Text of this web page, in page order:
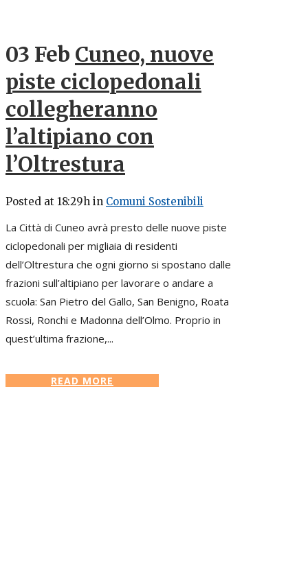
03 Feb Cuneo, nuove
piste ciclopedonali
collegheranno
l’altipiano con
l’Oltrestura
Posted at 18:29h in Comuni Sostenibili
La Città di Cuneo avrà presto delle nuove piste
ciclopedonali per migliaia di residenti
dell’Oltrestura che ogni giorno si spostano dalle
frazioni sull’altipiano per lavorare o andare a
scuola: San Pietro del Gallo, San Benigno, Roata
Rossi, Ronchi e Madonna dell’Olmo. Proprio in
quest’ultima frazione,...
READ MORE